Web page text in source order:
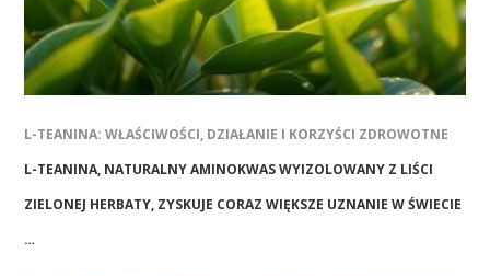
L-TEANINA: WŁAŚCIWOŚCI, DZIAŁANIE I KORZYŚCI ZDROWOTNE
L-TEANINA, NATURALNY AMINOKWAS WYIZOLOWANY Z LIŚCI
ZIELONEJ HERBATY, ZYSKUJE CORAZ WIĘKSZE UZNANIE W ŚWIECIE
…